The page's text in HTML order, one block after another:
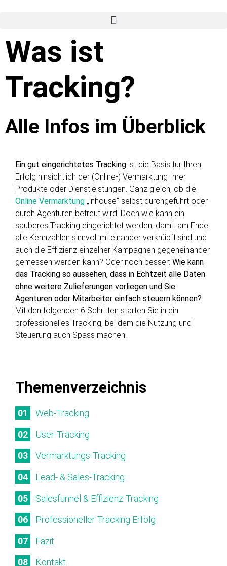
Was ist
Tracking?
Alle Infos im Überblick
Ein gut eingerichtetes Tracking ist die Basis für Ihren
Erfolg hinsichtlich der (Online-) Vermarktung Ihrer
Produkte oder Dienstleistungen. Ganz gleich, ob die
Online Vermarktung „inhouse“ selbst durchgeführt oder
durch Agenturen betreut wird. Doch wie kann ein
sauberes Tracking eingerichtet werden, damit am Ende
alle Kennzahlen sinnvoll miteinander verknüpft sind und
auch die Effizienz einzelner Kampagnen gegeneinander
gemessen werden kann? Oder noch besser: Wie kann
das Tracking so aussehen, dass in Echtzeit alle Daten
ohne weitere Zulieferungen vorliegen und Sie
Agenturen oder Mitarbeiter einfach steuern können?
Mit den folgenden 6 Schritten starten Sie in ein
professionelles Tracking, bei dem die Nutzung und
Steuerung auch Spass machen.
Themen­verzeichnis
Web-Tracking
User-Tracking
Vermarktungs-Tracking
Lead- & Sales-Tracking
Salesfunnel & Effizienz-Tracking
Professioneller Tracking Erfolg
Fazit
Kontakt